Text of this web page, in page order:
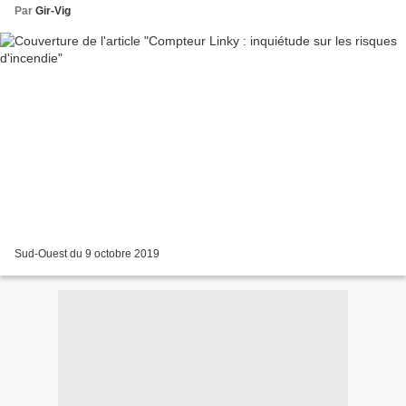
Par Gir-Vig
Sud-Ouest du 9 octobre 2019